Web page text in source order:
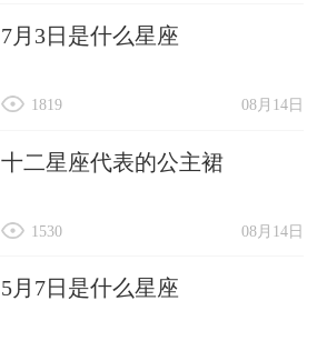
7月3日是什么星座
08月14日
1819
十二星座代表的公主裙
08月14日
1530
5月7日是什么星座